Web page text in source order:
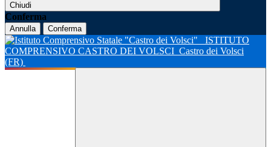
Chiudi
Conferma
Annulla Conferma
ISTITUTO
COMPRENSIVO CASTRO DEI VOLSCI Castro dei Volsci
(FR)